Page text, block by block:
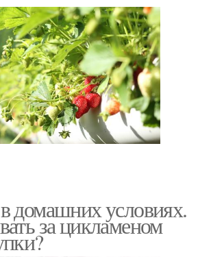
домашних условиях.
за цикламеном